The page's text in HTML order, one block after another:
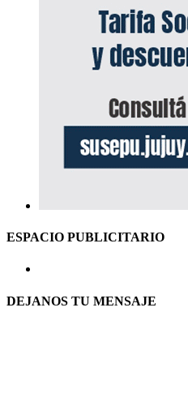
ESPACIO PUBLICITARIO
DEJANOS TU MENSAJE